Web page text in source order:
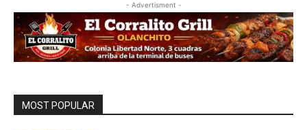
- Advertisment -
MOST POPULAR